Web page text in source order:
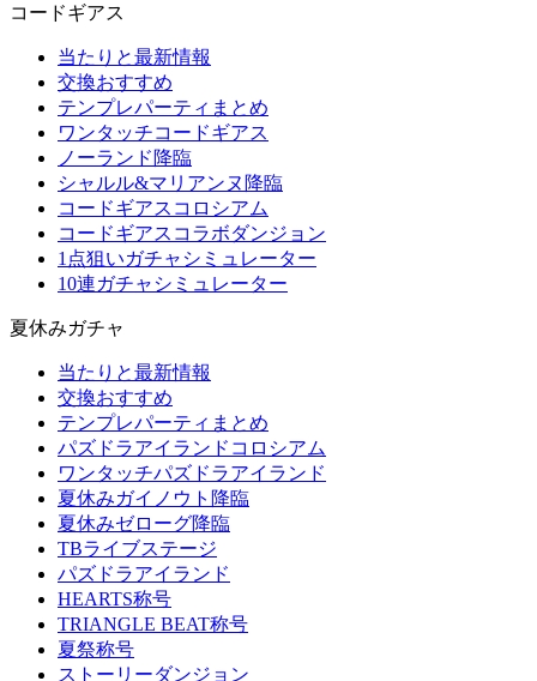
コードギアス
当たりと最新情報
交換おすすめ
テンプレパーティまとめ
ワンタッチコードギアス
ノーランド降臨
シャルル&マリアンヌ降臨
コードギアスコロシアム
コードギアスコラボダンジョン
1点狙いガチャシミュレーター
10連ガチャシミュレーター
夏休みガチャ
当たりと最新情報
交換おすすめ
テンプレパーティまとめ
パズドラアイランドコロシアム
ワンタッチパズドラアイランド
夏休みガイノウト降臨
夏休みゼローグ降臨
TBライブステージ
パズドラアイランド
HEARTS称号
TRIANGLE BEAT称号
夏祭称号
ストーリーダンジョン